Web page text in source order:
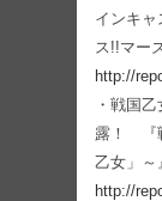
インキ
ス!!マー
http://
・戦国
露！ 『
乙女」～
http://